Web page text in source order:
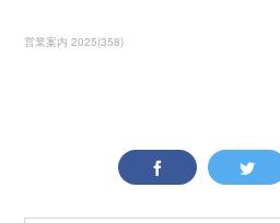
営業案内 2025(358)